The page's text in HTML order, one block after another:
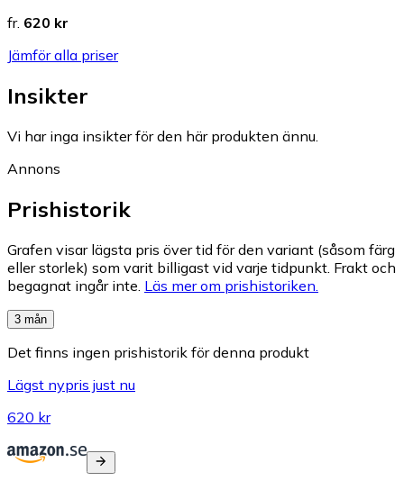
fr. 620 kr
Jämför alla priser
Insikter
Vi har inga insikter för den här produkten ännu.
Annons
Prishistorik
Grafen visar lägsta pris över tid för den variant (såsom färg
eller storlek) som varit billigast vid varje tidpunkt. Frakt och
begagnat ingår inte. Läs mer om prishistoriken.
3 mån
Det finns ingen prishistorik för denna produkt
Lägst nypris just nu
620 kr